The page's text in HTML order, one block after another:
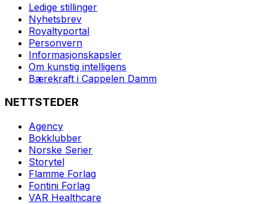
Ledige stillinger
Nyhetsbrev
Royaltyportal
Personvern
Informasjonskapsler
Om kunstig intelligens
Bærekraft i Cappelen Damm
NETTSTEDER
Agency
Bokklubber
Norske Serier
Storytel
Flamme Forlag
Fontini Forlag
VAR Healthcare